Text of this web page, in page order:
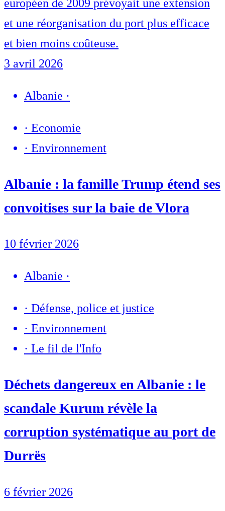
européen de 2009 prévoyait une extension
et une réorganisation du port plus efficace
et bien moins coûteuse.
3 avril 2026
Albanie ·
· Economie
· Environnement
Albanie : la famille Trump étend ses
convoitises sur la baie de Vlora
10 février 2026
Albanie ·
· Défense, police et justice
· Environnement
· Le fil de l'Info
Déchets dangereux en Albanie : le
scandale Kurum révèle la
corruption systématique au port de
Durrës
6 février 2026